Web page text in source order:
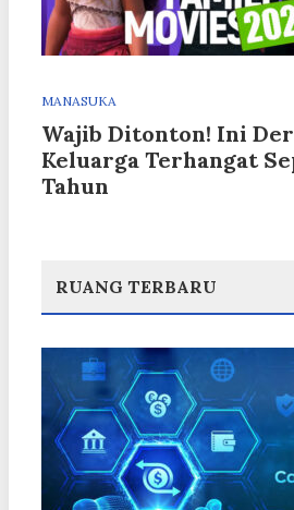
MANASUKA
Wajib Ditonton! Ini
Keluarga Terhangat
Tahun
RUANG TERBARU